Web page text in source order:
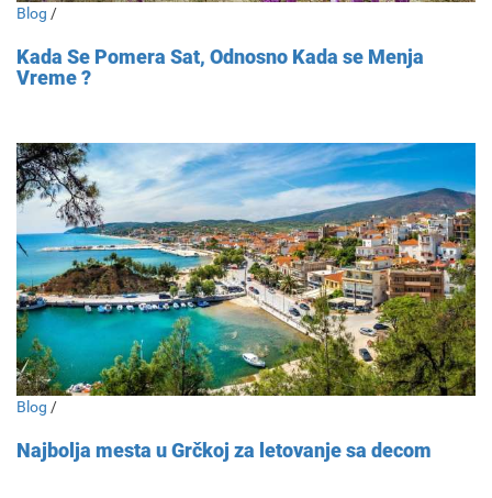
Blog /
Kada Se Pomera Sat, Odnosno Kada se Menja
Vreme ?
Blog /
Najbolja mesta u Grčkoj za letovanje sa decom